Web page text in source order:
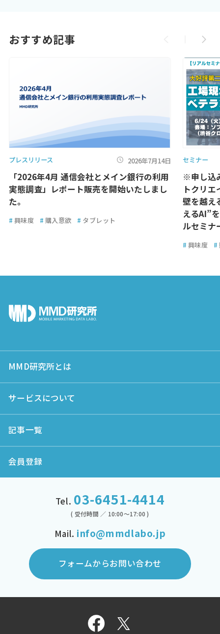
おすすめ記事
プレスリリース 2026年7月14日
「2026年4月 通信会社とメイン銀行の利用
実態調査」レポート販売を開始いたしまし
た。
# 興味度 # 購入意欲 # タブレット
セミナー
※申し込
トクリ
壁を越え
えるAI”
ルセミナ
# 興味度 #
MMD研究所とは
サービスについて
記事一覧
会員登録
Tel. 03-6451-4414
( 受付時間 ／ 10:00～17:00 )
Mail. info@mmdlabo.jp
フォームからお問い合わせ